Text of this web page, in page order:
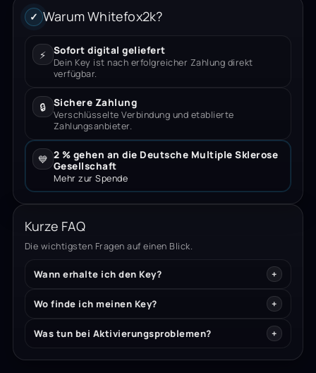
✓ Warum Whitefox2k?
⚡ Sofort digital geliefert
Dein Key ist nach erfolgreicher Zahlung direkt
verfügbar.
🔒 Sichere Zahlung
Verschlüsselte Verbindung und etablierte
Zahlungsanbieter.
💙 2 % gehen an die Deutsche Multiple Sklerose
Gesellschaft
Mehr zur Spende
Kurze FAQ
Die wichtigsten Fragen auf einen Blick.
Wann erhalte ich den Key?
Wo finde ich meinen Key?
Was tun bei Aktivierungsproblemen?